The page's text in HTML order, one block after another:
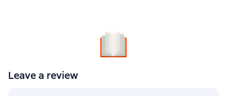
Leave a review